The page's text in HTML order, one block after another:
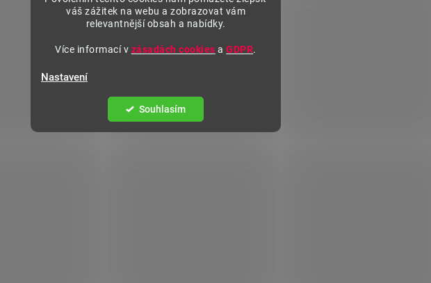
váš zážitek na webu a zobrazovat vám
relevantnější obsah a nabídky.
Více informací v zásadách cookies aGDPR.
Nastavení
Souhlasím